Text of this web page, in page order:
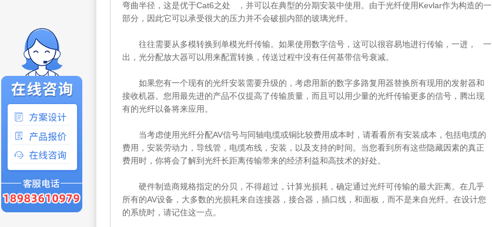
弯曲半径，这是优于Cat6之处 ，并可以在典型的分期安装中使用。由于光纤使用Kevlar作为构造的一
部分，因此它可以承受很大的压力并不会破损内部的玻璃光纤。
往往需要从多模转换到单模光纤传输。如果使用数字信号，这可以很容易地进行传输，一进， 一
出，光分配放大器可以用来配置转换，传送过程中没有任何基带信号衰减。
如果您有一个现有的光纤安装需要升级的，考虑用新的数字多路复用器替换所有现用的发射器和
接收机器。您用最先进的产品不仅提高了传输质量，而且可以用少量的光纤传输更多的信号，腾出现
有的光纤以备将来应用。
当考虑使用光纤分配AV信号与同轴电缆或铜比较费用成本时，请看看所有安装成本，包括电缆的
费用，安装劳动力，导线管，电缆布线，安装，以及支持的时间。当您看到所有这些隐藏因素的真正
费用时，你将会了解到光纤长距离传输带来的经济利益和高技术的好处。
硬件制造商规格指定的分贝，不得超过，计算光损耗，确定通过光纤可传输的最大距离。在几乎
所有的AV设备，大多数的光损耗来自连接器，接合器，插口线，和面板，而不是来自光纤。在设计您
的系统时，请记住这一点。